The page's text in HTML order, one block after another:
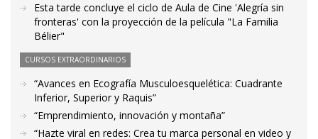
Esta tarde concluye el ciclo de Aula de Cine 'Alegría sin
fronteras' con la proyección de la película "La Familia
Bélier"
CURSOS EXTRAORDINARIOS
“Avances en Ecografía Musculoesquelética: Cuadrante
Inferior, Superior y Raquis”
“Emprendimiento, innovación y montaña”
“Hazte viral en redes: Crea tu marca personal en video y